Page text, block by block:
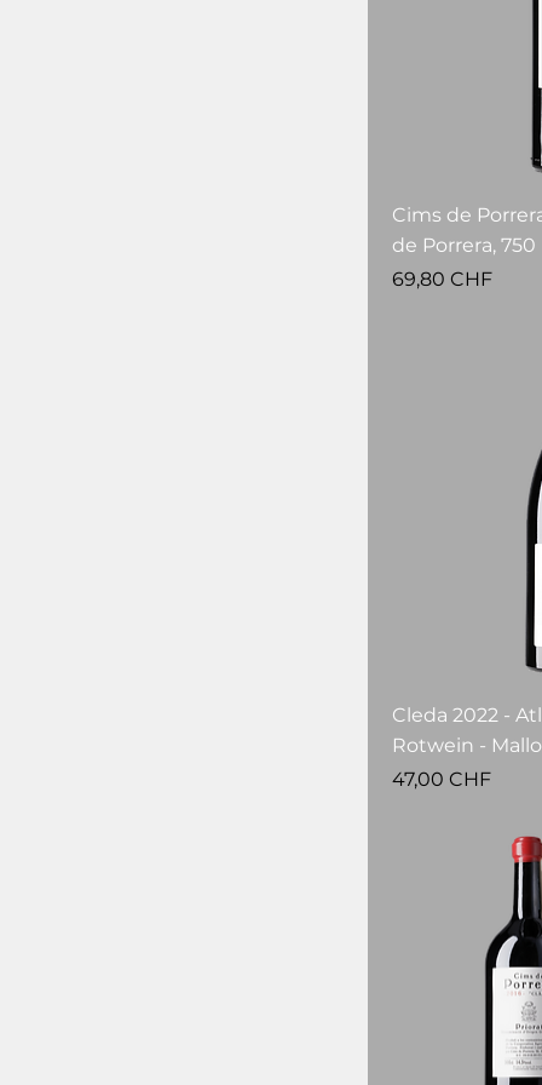
Cims de
de Porrera,
Prezzo
69,80 CHF
Cleda 2022 -
Rotwein -
Prezzo
47,00 CHF